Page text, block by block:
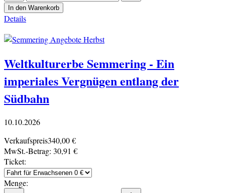
In den Warenkorb
Details
Weltkulturerbe Semmering - Ein
imperiales Vergnügen entlang der
Südbahn
10.10.2026
Verkaufspreis340,00 €
MwSt.-Betrag: 30,91 €
Ticket:
Menge: